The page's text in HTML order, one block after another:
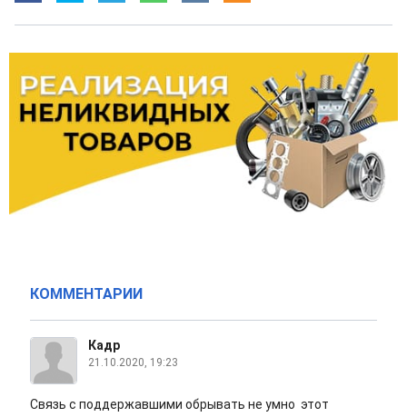
КОММЕНТАРИИ
Кадр
21.10.2020, 19:23
Связь с поддержавшими обрывать не умно этот